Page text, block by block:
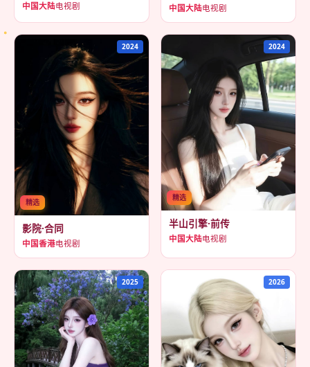
中国大陆电视剧 中国大陆电视剧
精选
2024
影院·合同
中国香港电视剧
精选
2024
半山引擎·前传
中国大陆电视剧
2025 2026